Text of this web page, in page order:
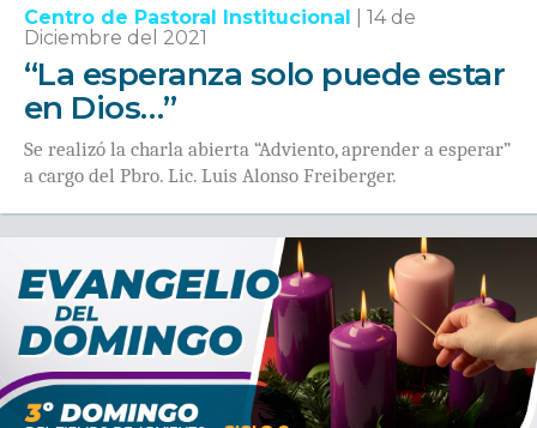
Centro de Pastoral Institucional
14 de
Diciembre del 2021
“La esperanza solo puede estar
en Dios…”
Se realizó la charla abierta “Adviento, aprender a esperar”
a cargo del Pbro. Lic. Luis Alonso Freiberger.